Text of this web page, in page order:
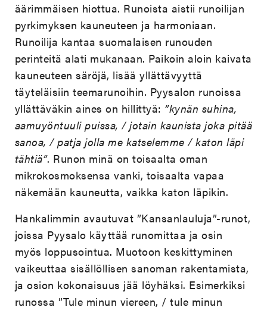
äärimmäisen hiottua. Runoista aistii runoilijan
pyrkimyksen kauneuteen ja harmoniaan.
Runoilija kantaa suomalaisen runouden
perinteitä alati mukanaan. Paikoin aloin kaivata
kauneuteen säröjä, lisää yllättävyyttä
täyteläisiin teemarunoihin. Pyysalon runoissa
yllättäväkin aines on hillittyä: ”kynän suhina,
aamuyöntuuli puissa, / jotain kaunista joka pitää
sanoa, / patja jolla me katselemme / katon läpi
tähtiä”. Runon minä on toisaalta oman
mikrokosmoksensa vanki, toisaalta vapaa
näkemään kauneutta, vaikka katon läpikin.
Hankalimmin avautuvat ”Kansanlauluja”-runot,
joissa Pyysalo käyttää runomittaa ja osin
myös loppusointua. Muotoon keskittyminen
vaikeuttaa sisällöllisen sanoman rakentamista,
ja osion kokonaisuus jää löyhäksi. Esimerkiksi
runossa ”Tule minun viereen, / tule minun